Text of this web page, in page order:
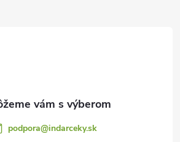
podpora@indarceky.sk